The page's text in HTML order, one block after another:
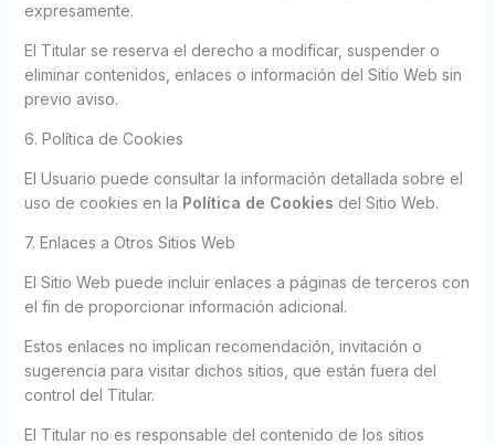
expresamente.
El Titular se reserva el derecho a modificar, suspender o
eliminar contenidos, enlaces o información del Sitio Web sin
previo aviso.
6. Política de Cookies
El Usuario puede consultar la información detallada sobre el
uso de cookies en la Política de Cookies del Sitio Web.
7. Enlaces a Otros Sitios Web
El Sitio Web puede incluir enlaces a páginas de terceros con
el fin de proporcionar información adicional.
Estos enlaces no implican recomendación, invitación o
sugerencia para visitar dichos sitios, que están fuera del
control del Titular.
El Titular no es responsable del contenido de los sitios